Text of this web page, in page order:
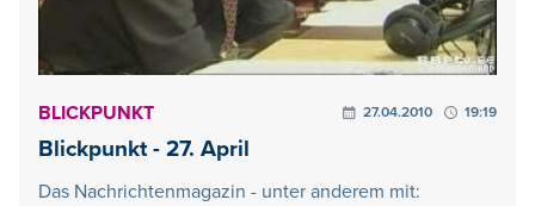
BLICKPUNKT 27.04.2010 19:19
Blickpunkt - 27. April
Das Nachrichtenmagazin - unter anderem mit: